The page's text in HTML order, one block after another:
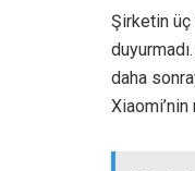
Şirketin üç
daha